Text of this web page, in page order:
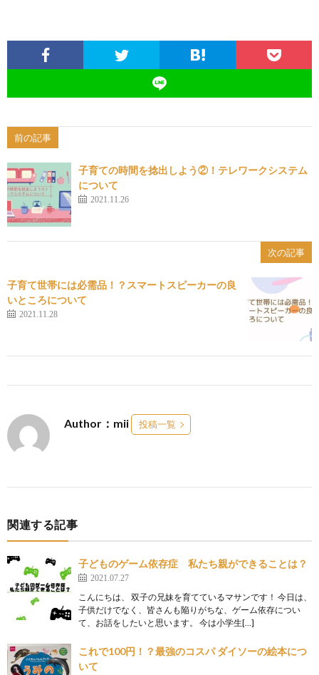
前の記事
子育ての時間を捻出しよう②！テレワークシステム
について
2021.11.26
次の記事
子育て世帯には必需品！？スマートスピーカーの良
いところについて
2021.11.28
Author：mii 投稿一覧
関連する記事
子どものゲーム依存症 私たち親ができることは？
2021.07.27
こんにちは、 双子の兄妹を育てているマサンです！ 今日は、
子供だけでなく、皆さんも陥りがちな、ゲーム依存につい
て、お話をしたいと思います。 今は小学生[…]
これで100円！？最強のコスパ ダイソーの絵本につ
いて